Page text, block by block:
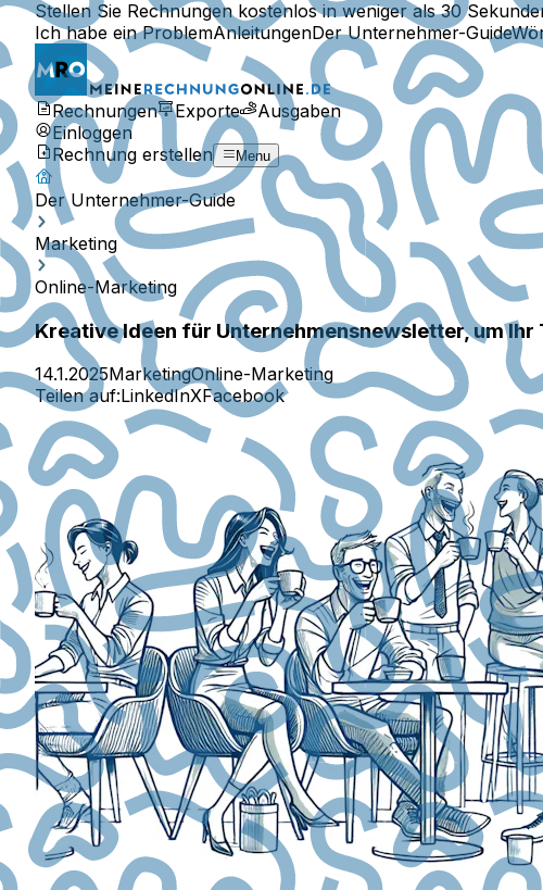
Stellen Sie Rechnungen kostenlos in weniger als 30
Ich habe ein ProblemAnleitungenDer Unternehmer-Guide
Rechnungen Exporte
Ausgaben
Einloggen
Rechnung erstellen
Menu
Der Unternehmer-Guide
Marketing
Online-Marketing
Kreative Ideen für Unternehmensnewsletter, um Ihr
14.1.2025MarketingOnline-Marketing
Teilen auf:LinkedInXFacebook